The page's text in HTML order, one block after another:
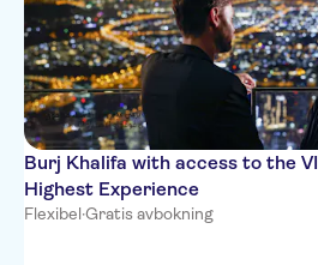
Burj Khalifa with access to the
Highest Experience
Flexibel·Gratis avbokning